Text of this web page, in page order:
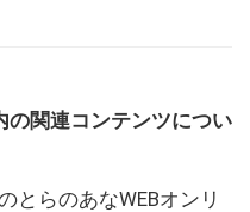
の関連コンテンツについ
とらのあなWEBオンリ